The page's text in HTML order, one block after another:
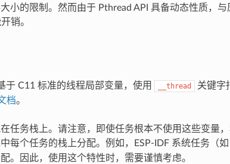
小的限制。然而由于 Pthread API 具备动态性质，与
销。
于 C11 标准的线程局部变量，使用 __thread
关键字
档。
任务栈上。请注意，即使任务根本不使用这些变量
每个任务的栈上分配。例如，ESP-IDF 系统任务（如
。因此，使用这个特性时，需要谨慎考虑。